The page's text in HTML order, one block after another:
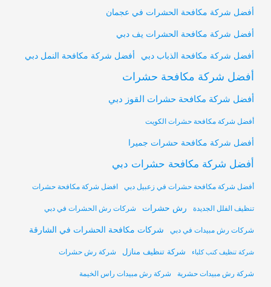
أفضل شركة مكافحة الحشرات في عجمان
أفضل شركة مكافحة الحشرات يف دبي
أفضل شركة مكافحة الذباب دبي أفضل شركة مكافحة النمل دبي
أفضل شركة مكافحة حشرات
أفضل شركة مكافحة حشرات القوز دبي
أفضل شركة مكافحة حشرات الكويت
أفضل شركة مكافحة حشرات جميرا
أفضل شركة مكافحة حشرات دبي
أفضل شركة مكافحة حشرات في زعبيل دبي افضل شركة مكافحة حشرات
تنظيف الفلل الجديدة رش حشرات شركات رش الحشرات في دبي
شركات رش مبيدات في دبي شركات مكافحة الحشرات في الشارقة
شركة تنظيف كنب كلباء شركة تنظيف منازل شركة رش حشرات
شركة رش مبيدات حشرية شركة رش مبيدات راس الخيمة